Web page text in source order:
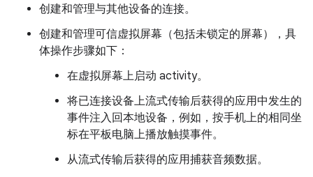
创建和管理与其他设备的连接。
创建和管理可信虚拟屏幕（包括未锁定的屏幕），具
体操作步骤如下：
在虚拟屏幕上启动 activity。
将已连接设备上流式传输后获得的应用中发生的
事件注入回本地设备，例如，按手机上的相同坐
标在平板电脑上播放触摸事件。
从流式传输后获得的应用捕获音频数据。